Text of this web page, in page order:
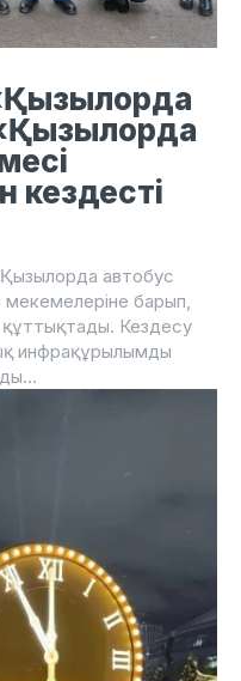
кездесті
автобус
мекемелеріне барып,
Кездесу
инфрақұрылымды